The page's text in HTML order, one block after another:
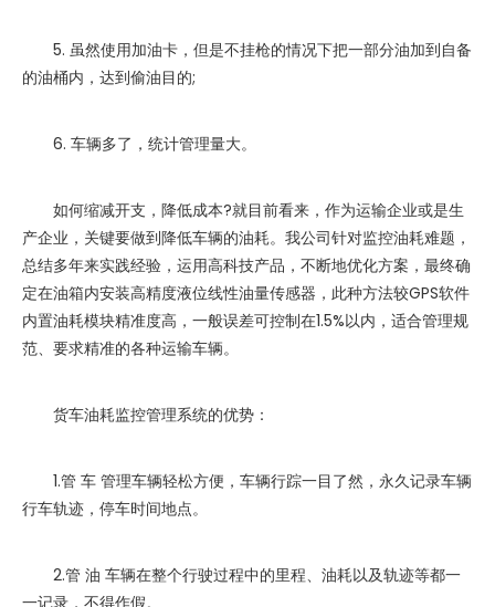
5. 虽然使用加油卡，但是不挂枪的情况下把一部分油加到自备
的油桶内，达到偷油目的;
6. 车辆多了，统计管理量大。
如何缩减开支，降低成本?就目前看来，作为运输企业或是生
产企业，关键要做到降低车辆的油耗。我公司针对监控油耗难题，
总结多年来实践经验，运用高科技产品，不断地优化方案，最终确
定在油箱内安装高精度液位线性油量传感器，此种方法较GPS软件
内置油耗模块精准度高，一般误差可控制在1.5%以内，适合管理规
范、要求精准的各种运输车辆。
货车油耗监控管理系统的优势：
1.管 车 管理车辆轻松方便，车辆行踪一目了然，永久记录车辆
行车轨迹，停车时间地点。
2.管 油 车辆在整个行驶过程中的里程、油耗以及轨迹等都一